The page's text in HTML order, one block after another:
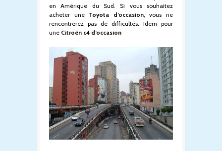
en Amérique du Sud. Si vous souhaitez
acheter une Toyota d’occasion, vous ne
rencontrerez pas de difficultés. Idem pour
une Citroën c4 d’occasion